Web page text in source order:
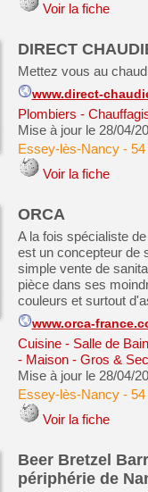
Voir la fiche
DIRECT
Mettez vous au
www.direct-
Plombiers -
Mise à jour le 28/04/
Essey-lès-Nancy-
Voir la fiche
ORCA
A la fois spécialiste
est un concepteur de
simple vente de
pièce dans ses
couleurs et surtout
www.orca-
Cuisine - Salle de
- Maison - Gros &
Mise à jour le 28/04/
Essey-lès-Nancy-
Voir la fiche
Beer Bretzel
périphérie de